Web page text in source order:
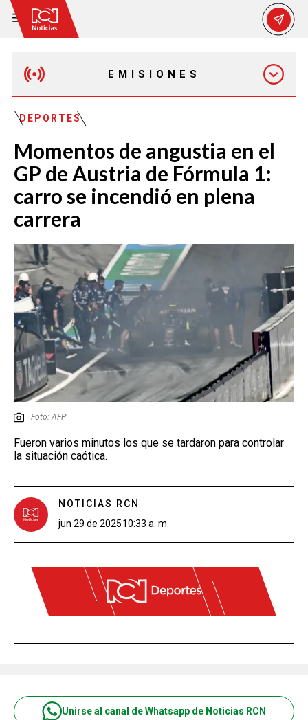
EMISIONES
EMISIÓN 12:30 PM
EMISIÓN 7:00 PM
EMISIÓN 11:30 PM
DEPORTES
Momentos de angustia en el
GP de Austria de Fórmula 1:
carro se incendió en plena
carrera
Foto: AFP
Fueron varios minutos los que se tardaron para controlar
la situación caótica.
NOTICIAS RCN
jun 29 de 202510:33 a. m.
Unirse al canal de Whatsapp de Noticias RCN